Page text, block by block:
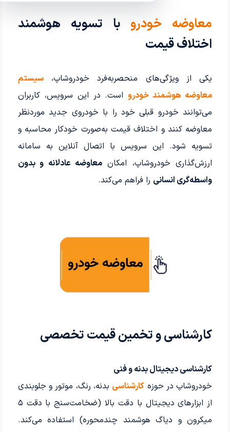
معاوضه خودروبا تسویه هوشمند
اختلاف قیمت
یکی از ویژگی‌های منحصربه‌فرد خودروشاپ،سیستم
معاوضه هوشمند خودرواست. در این سرویس، کاربران
می‌توانند خودرو قبلی خود را با خودروی جدید موردنظر
معاوضه کنند و اختلاف قیمت به‌صورت خودکار محاسبه و
تسویه شود. این سرویس با اتصال آنلاین به سامانه
ارزش‌گذاری خودروشاپ، امکان معاوضه عادلانه و بدون
واسطه‌گری انسانی را فراهم می‌کند.
کارشناسی و تخمین قیمت تخصصی
کارشناسی دیجیتال بدنه و فنی
خودروشاپ در حوزه کارشناسی بدنه، رنگ، موتور و جلوبندی
از ابزارهای دیجیتال با دقت بالا (ضخامت‌سنج با دقت ۵
میکرون و دیاگ هوشمند چندمحوره) استفاده می‌کند.